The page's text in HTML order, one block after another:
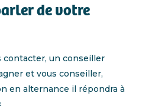
de votre
contacter, un conseiller
et vous conseiller,
en alternance il répondra à